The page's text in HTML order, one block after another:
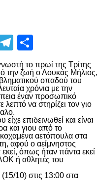
Telegram
το πρωί της Τρίτης
την ζωή ο Λουκάς Μήλιος,
οπαδού του
χρόνια με την
έναν προσωπικό
να στηρίζει τον γιο
επιδεινωθεί και είναι
και γιου από το
αετόπουλα στα
αφού ο αείμνηστος
όπως ήταν πάντα εκεί
ή αθλητές του
(15/10) στις 13:00 στα